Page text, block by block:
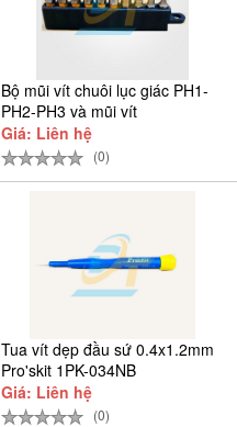
Bộ mũi vít chuôi lục giác PH1-
PH2-PH3 và mũi vít
Giá: Liên hệ
(0)
Tua vít dẹp đầu sứ 0.4x1.2mm
Pro'skit 1PK-034NB
Giá: Liên hệ
(0)